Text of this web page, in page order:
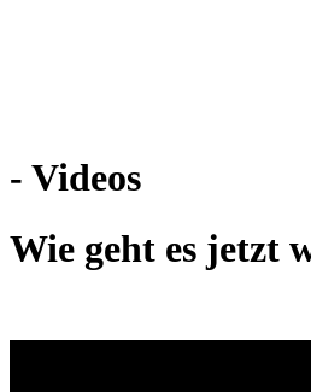
- Videos
Wie geht es jetzt